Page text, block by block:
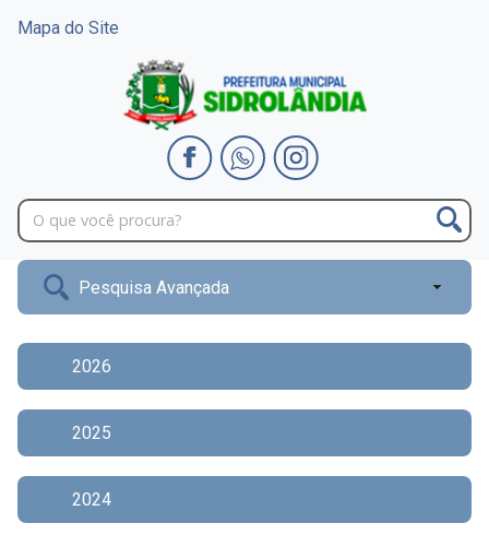
Mapa do Site
Pesquisa Avançada
2026
2025
2024